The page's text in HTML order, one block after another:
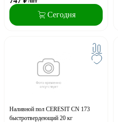
Сегодня
Наливной пол CERESIT CN 173
быстротвердеющий 20 кг